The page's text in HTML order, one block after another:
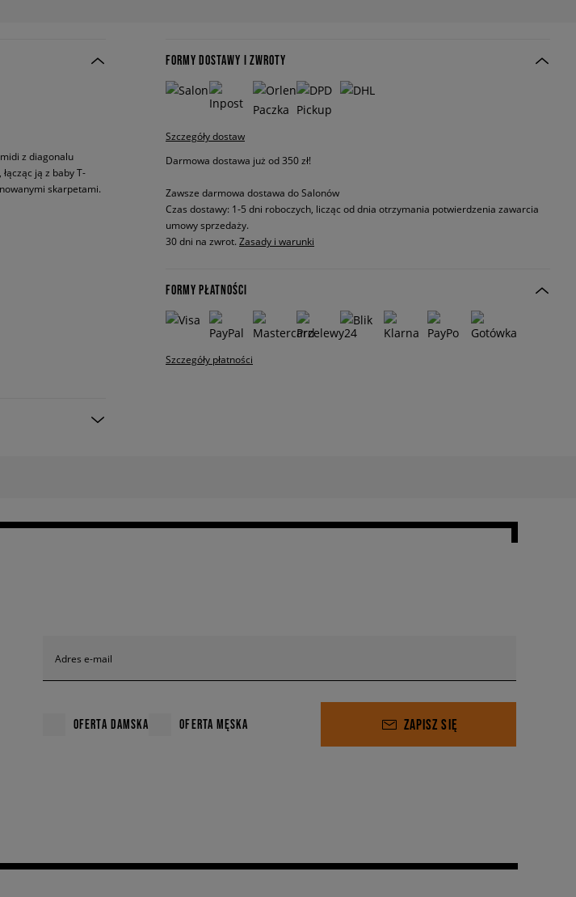
z diagonalu
ją z baby T-
skarpetami.
FORMY DOSTAWY I ZWROTY
Szczegóły dostaw
Darmowa dostawa już od 350 zł!
Zawsze darmowa dostawa do Salonów
Czas dostawy: 1-5 dni roboczych, licząc od dnia otrzymania potwierdzenia zawarcia
umowy sprzedaży.
30 dni na zwrot. Zasady i warunki
FORMY PŁATNOŚCI
Szczegóły płatności
Adres e-mail
OFERTA DAMSKA OFERTA MĘSKA ZAPISZ SIĘ